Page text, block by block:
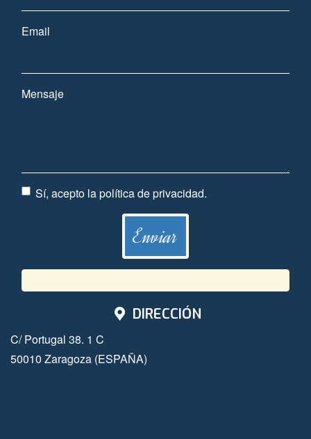
Email
Mensaje
Sí, acepto lapolítica de privacidad.
DIRECCIÓN
C/ Portugal 38. 1 C
50010 Zaragoza (ESPAÑA)